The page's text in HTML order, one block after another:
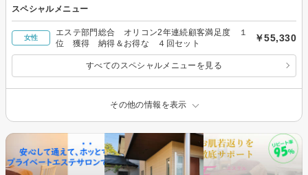
スペシャルメニュー
女性
エステ部門総合 オリコン2年連続顧客満足度 １
位 獲得 納得＆お得な ４回セット
￥55,330
すべてのスペシャルメニューを見る
その他の情報を表示